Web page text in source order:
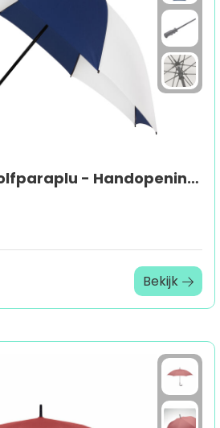
FALCONETTI - Golfparaplu - Handopening - Windproof - 125 cm
Bekijk